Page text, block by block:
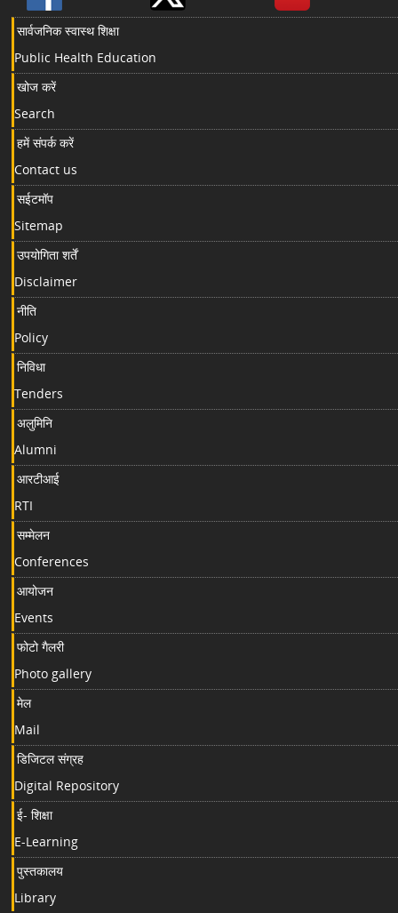
सार्वजनिक स्वास्थ शिक्षा
Public Health Education
खोज करें
Search
हमें संपर्क करें
Contact us
सईटमॉप
Sitemap
उपयोगिता शर्तें
Disclaimer
नीति
Policy
निविधा
Tenders
अलुमिनि
Alumni
आरटीआई
RTI
सम्मेलन
Conferences
आयोजन
Events
फोटो गैलरी
Photo gallery
मेल
Mail
डिजिटल संग्रह
Digital Repository
ई- शिक्षा
E-Learning
पुस्तकालय
Library